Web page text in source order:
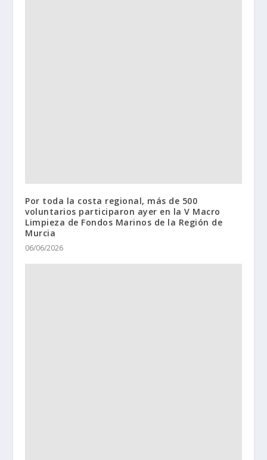
Por toda la costa regional, más de 500
voluntarios participaron ayer en la V Macro
Limpieza de Fondos Marinos de la Región de
Murcia
06/06/2026